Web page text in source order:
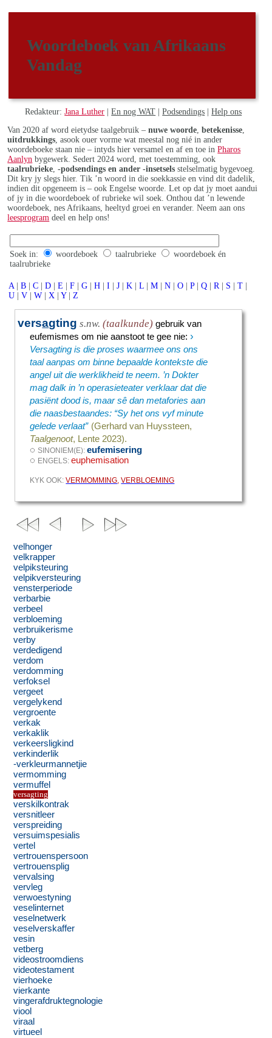
Woordeboek van Afrikaans
Vandag
Redakteur:Jana Luther |En nog WAT |Podsendings |Help ons
Van 2020 af word eietydse taalgebruik –nuwe woorde ,betekenisse
uitdrukkings , asook ouer vorme wat meestal nog nié in ander
woordeboeke staan nie – intyds hier versamel en af en toe inPharos
Aanlyn bygewerk. Sedert 2024 word, met toestemming, ook
taalrubrieke ,-podsendings en ander -insetsels stelselmatig bygevoeg.
Dit kry jy slegs hier. Tik ’n woord in die soekkassie en vind dit dadelik,
indien dit opgeneem is – ook Engelse woorde. Let op dat jy moet aandui
of jy in die woordeboek of rubrieke wil soek. Onthou dat ’n lewende
woordeboek, nes Afrikaans, heeltyd groei en verander. Neem aan ons
leesprogram deel en help ons!
Soek in: woordeboek taalrubrieke
woordeboek én
taalrubrieke
A | B | C | D | E | F | G | H | I | J | K | L | M | N | O | P | Q | R | S | T |
U | V | W | X | Y | Z
versagting s.nw. (taalkunde) gebruik van
eufemismes om nie aanstoot te gee nie:›
Versagting is die proses waarmee ons ons
taal aanpas om binne bepaalde kontekste die
angel uit die werklikheid te neem. ’n Dokter
mag dalk in ’n operasieteater verklaar dat die
pasiënt dood is, maar sê dan metafories aan
die naasbestaandes: “Sy het ons vyf minute
gelede verlaat” (Gerhard van Huyssteen,
Taalgenoot, Lente 2023).
◌SINONIEM(E):eufemisering
◌ ENGELS:euphemisation
KYK OOK:VERMOMMING ,VERBLOEMING
velhonger
velkrapper
velpiksteuring
velpikversteuring
vensterperiode
verbarbie
verbeel
verbloeming
verbruikerisme
verby
verdedigend
verdom
verdomming
verfoksel
vergeet
vergelykend
vergroente
verkak
verkaklik
verkeersligkind
verkinderlik
-verkleurmannetjie
vermomming
vermuffel
versagting
verskilkontrak
versnitleer
verspreiding
versuimspesialis
vertel
vertrouenspersoon
vertrouensplig
vervalsing
vervleg
verwoestyning
veselinternet
veselnetwerk
veselverskaffer
vesin
vetberg
videostroomdiens
videotestament
vierhoeke
vierkante
vingerafdruktegnologie
viool
viraal
virtueel